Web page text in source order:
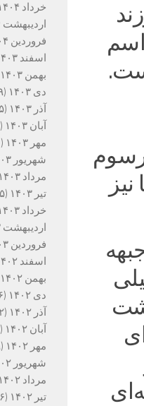
خرداد ۱۴۰۴
اردیبهشت ۱۴۰۴
فروردین ۱۴۰۴
اسفند ۱۴۰۳
بهمن ۱۴۰۳
دی ۱۴۰۳
(۲۹)
آذر ۱۴۰۳
(۳۵)
آبان ۱۴۰۳
(۴۰)
مهر ۱۴۰۳
(۷۱)
شهریور ۱۴۰۳
مرداد ۱۴۰۳
تیر ۱۴۰۳
(۱۴۵)
خرداد ۱۴۰۳
اردیبهشت ۱۴۰۳
فروردین ۱۴۰۳
اسفند ۱۴۰۲
بهمن ۱۴۰۲
دی ۱۴۰۲
(۶۶)
آذر ۱۴۰۲
(۵۲)
آبان ۱۴۰۲
(۶۸)
مهر ۱۴۰۲
(۲۹)
شهریور ۱۴۰۲
مرداد ۱۴۰۲
تیر ۱۴۰۲
(۶)